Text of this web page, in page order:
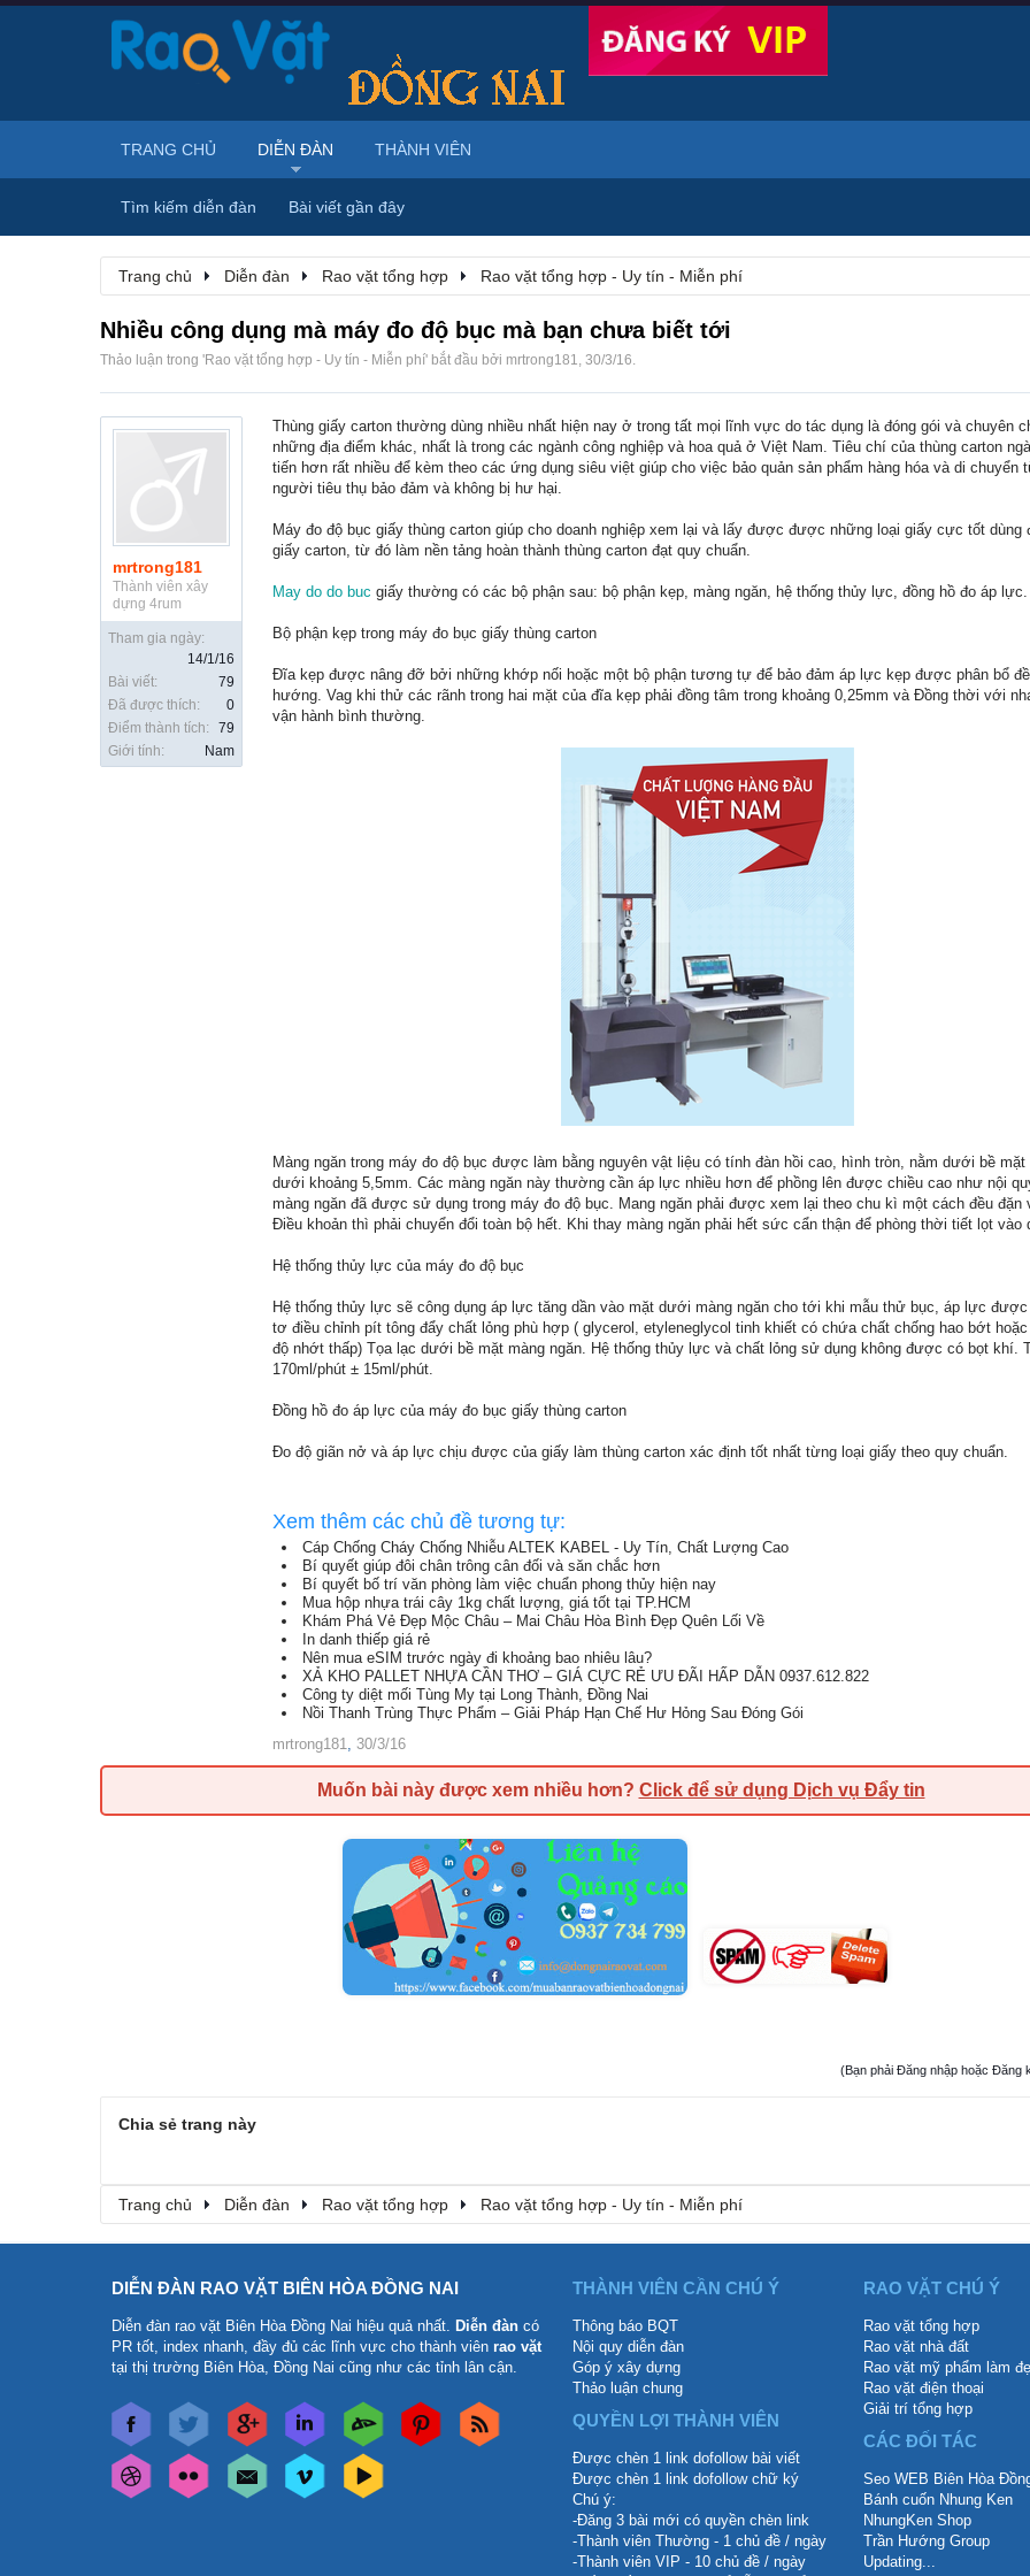
Trang chủ Diễn đàn Rao vặt tổng hợp Rao vặt tổng hợp - Uy tín - Miễn phí
Nhiều công dụng mà máy đo độ bục mà bạn chưa biết tới
Thảo luận trong 'Rao vặt tổng hợp - Uy tín - Miễn phí' bắt đầu bởi mrtrong181, 30/3/16.
mrtrong181
Thành viên xây
dựng 4rum
Tham gia ngày:
14/1/16
Bài viết:
79
Đã được thích:
0
Điểm thành tích:
79
Giới tính:
Nam
Thùng giấy carton thường dùng nhiều nhất hiện nay ở trong tất mọi lĩnh vực do tác dụng là đóng gói và chuyên
những địa điểm khác, nhất là trong các ngành công nghiệp và hoa quả ở Việt Nam. Tiêu chí của thùng carton
tiến hơn rất nhiều để kèm theo các ứng dụng siêu việt giúp cho việc bảo quản sản phẩm hàng hóa và di chuyển
người tiêu thụ bảo đảm và không bị hư hại.
Máy đo độ bục giấy thùng carton giúp cho doanh nghiệp xem lại và lấy được được những loại giấy cực tốt dùng
giấy carton, từ đó làm nền tảng hoàn thành thùng carton đạt quy chuẩn.
May do do buc giấy thường có các bộ phận sau: bộ phận kẹp, màng ngăn, hệ thống thủy lực, đồng hồ đo áp lực.
Bộ phận kẹp trong máy đo bục giấy thùng carton
Đĩa kẹp được nâng đỡ bởi những khớp nối hoặc một bộ phận tương tự để bảo đảm áp lực kẹp được phân bổ
hướng. Vag khi thử các rãnh trong hai mặt của đĩa kẹp phải đồng tâm trong khoảng 0,25mm và Đồng thời với
vận hành bình thường.
Màng ngăn trong máy đo độ bục được làm bằng nguyên vật liệu có tính đàn hồi cao, hình tròn, nằm dưới bề
dưới khoảng 5,5mm. Các màng ngăn này thường cần áp lực nhiều hơn để phồng lên được chiều cao như nội
màng ngăn đã được sử dụng trong máy đo độ bục. Mang ngăn phải được xem lại theo chu kì một cách đều đặn
Điều khoản thì phải chuyển đổi toàn bộ hết. Khi thay màng ngăn phải hết sức cẩn thận để phòng thời tiết lọt vào
Hệ thống thủy lực của máy đo độ bục
Hệ thống thủy lực sẽ công dụng áp lực tăng dần vào mặt dưới màng ngăn cho tới khi mẫu thử bục, áp lực
tơ điều chỉnh pít tông đẩy chất lỏng phù hợp ( glycerol, etyleneglycol tinh khiết có chứa chất chống hao bớt
độ nhớt thấp) Tọa lạc dưới bề mặt màng ngăn. Hệ thống thủy lực và chất lỏng sử dụng không được có bọt khí.
170ml/phút ± 15ml/phút.
Đồng hồ đo áp lực của máy đo bục giấy thùng carton
Đo độ giãn nở và áp lực chịu được của giấy làm thùng carton xác định tốt nhất từng loại giấy theo quy chuẩn.
Xem thêm các chủ đề tương tự:
Cáp Chống Cháy Chống Nhiễu ALTEK KABEL - Uy Tín, Chất Lượng Cao
Bí quyết giúp đôi chân trông cân đối và săn chắc hơn
Bí quyết bố trí văn phòng làm việc chuẩn phong thủy hiện nay
Mua hộp nhựa trái cây 1kg chất lượng, giá tốt tại TP.HCM
Khám Phá Vẻ Đẹp Mộc Châu – Mai Châu Hòa Bình Đẹp Quên Lối Về
In danh thiếp giá rẻ
Nên mua eSIM trước ngày đi khoảng bao nhiêu lâu?
XẢ KHO PALLET NHỰA CẦN THƠ – GIÁ CỰC RẺ ƯU ĐÃI HẤP DẪN 0937.612.822
Công ty diệt mối Tùng My tại Long Thành, Đồng Nai
Nồi Thanh Trùng Thực Phẩm – Giải Pháp Hạn Chế Hư Hỏng Sau Đóng Gói
mrtrong181, 30/3/16
Muốn bài này được xem nhiều hơn? Click để sử dụng Dịch vụ Đẩy tin
(Bạn phải Đăng nhập hoặc Đăng
Chia sẻ trang này
Trang chủ Diễn đàn Rao vặt tổng hợp Rao vặt tổng hợp - Uy tín - Miễn phí
TRANG CHỦ DIỄN ĐÀN
Tìm kiếm diễn đàn Bài viết gần đây
THÀNH VIÊN
DIỄN ĐÀN RAO VẶT BIÊN HÒA ĐỒNG NAI
Diễn đàn rao vặt Biên Hòa Đồng Nai hiệu quả nhất. Diễn đàn có
PR tốt, index nhanh, đầy đủ các lĩnh vực cho thành viên rao vặt
tại thị trường Biên Hòa, Đồng Nai cũng như các tỉnh lân cận.
THÀNH VIÊN CẦN CHÚ Ý
Thông báo BQT
Nội quy diễn đàn
Góp ý xây dựng
Thảo luận chung
QUYỀN LỢI THÀNH VIÊN
Được chèn 1 link dofollow bài viết
Được chèn 1 link dofollow chữ ký
Chú ý:
-Đăng 3 bài mới có quyền chèn link
-Thành viên Thường - 1 chủ đề / ngày
-Thành viên VIP - 10 chủ đề / ngày
RAO VẶT CHÚ Ý
Rao vặt tổng hợp
Rao vặt nhà đất
Rao vặt mỹ phẩm làm
Rao vặt điện thoại
Giải trí tổng hợp
CÁC ĐỐI TÁC
Seo WEB Biên Hòa
Bánh cuốn Nhung Ken
NhungKen Shop
Trần Hướng Group
Updating...